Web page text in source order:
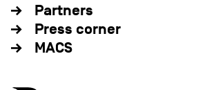
Partners
Press corner
MACS